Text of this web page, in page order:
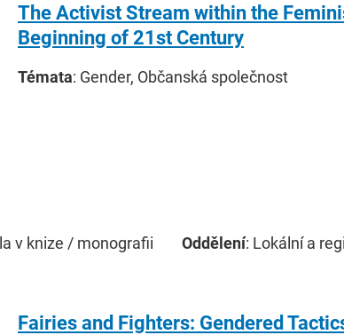
The Activist Stream within the
Beginning of 21st Century
Témata: Gender, Občanská společnost
v knize / monografii Oddělení: Lokální a
Fairies and Fighters: Gendered